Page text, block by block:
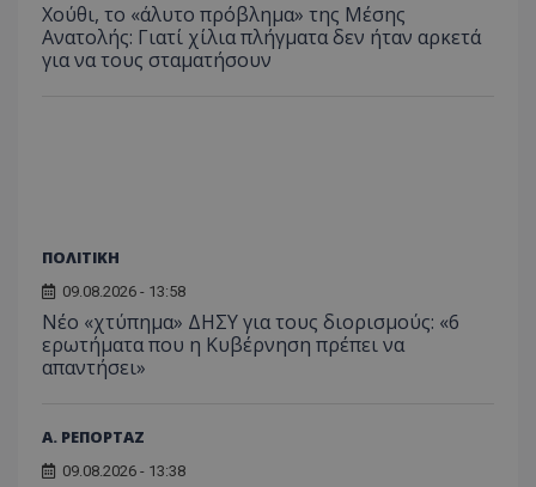
Χούθι, το «άλυτο πρόβλημα» της Μέσης
Ανατολής: Γιατί χίλια πλήγματα δεν ήταν αρκετά
για να τους σταματήσουν
ΠΟΛΙΤΙΚΗ
09.08.2026 - 13:58
Νέο «χτύπημα» ΔΗΣΥ για τους διορισμούς: «6
ερωτήματα που η Κυβέρνηση πρέπει να
απαντήσει»
Α. ΡΕΠΟΡΤΑΖ
09.08.2026 - 13:38